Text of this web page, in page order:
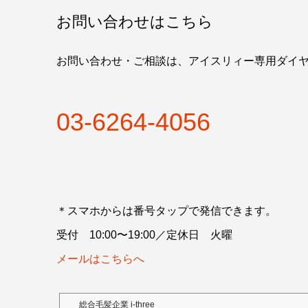
お問い合わせはこちら
お問い合わせ・ご相談は、アイスリィー専用ダイ
03-6264-4056
＊スマホからは番号タップで発信できます。
受付 10:00〜19:00／定休日 火曜
メールはこちらへ
総合毛髪企業 i-three